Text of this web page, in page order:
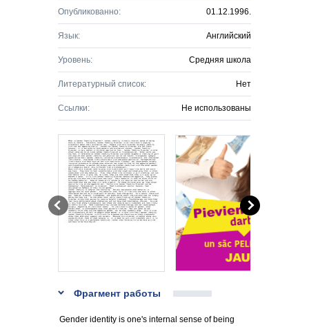
Опубликованно: 01.12.1996.
Язык: Английский
Уровень: Средняя школа
Литературный список: Нет
Ссылки: Не использованы
Фрагмент работы
Gender identity is one's internal sense of being